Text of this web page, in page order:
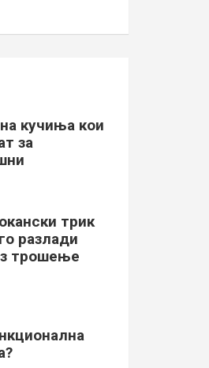
кучиња кои
за
трик
разлади
трошење